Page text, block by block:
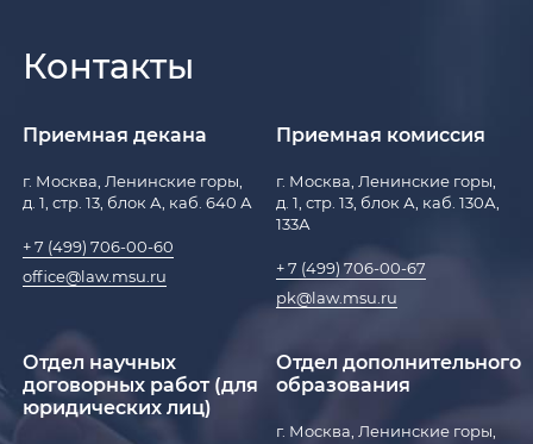
Контакты
Приемная декана
г. Москва, Ленинские горы,
д. 1, стр. 13, блок А, каб. 640 А
+ 7 (499) 706-00-60
office@law.msu.ru
Приемная комиссия
г. Москва, Ленинские горы,
д. 1, стр. 13, блок А, каб. 130А,
133А
+ 7 (499) 706-00-67
pk@law.msu.ru
Отдел научных
договорных работ (для
юридических лиц)
Отдел дополнительного
образования
г. Москва, Ленинские горы,